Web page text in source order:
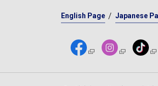
English Page Japanese